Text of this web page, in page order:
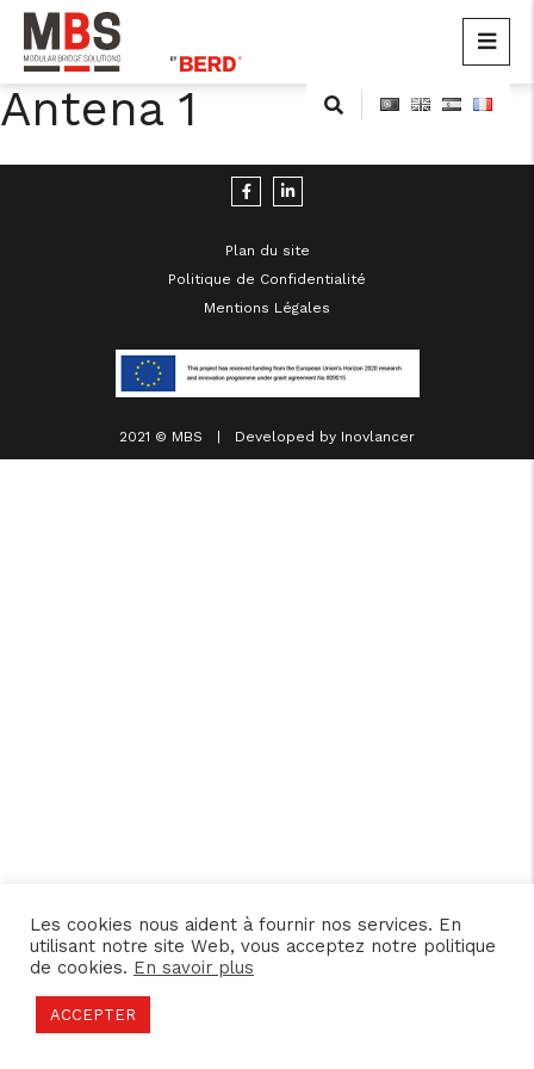
Skip
to
MBS
Modular Bridge Solutions
Antena 1
Plan du site
Politique de Confidentialité
Mentions Légales
2021 © MBS | Developed by Inovlancer
Les cookies nous aident à fournir nos services. En
utilisant notre site Web, vous acceptez notre politique
de cookies. En savoir plus
ACCEPTER